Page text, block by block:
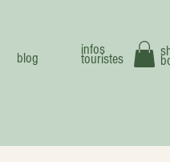
blog
infos
touristes